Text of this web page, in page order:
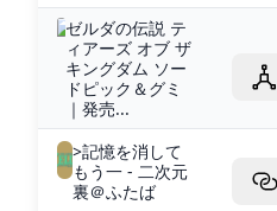
ゼルダの伝説 テ
ィアーズ オブ ザ
キングダム ソー
ドピック＆グミ
｜発売...
>記憶を消して
もう一 - 二次元
裏＠ふたば